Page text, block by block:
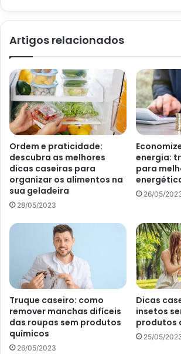
O que colocar em uma área gourmet?
grande estilo e gastando pouco
Como aproveitar
espaço da área
muito?
Um método de economia muito utilizado
quando você economiza no espaço e
bolso. Logo, o mais indicado no caso
tenham um banco extenso ao invés de
Isso, além de deixar o local mais bonito,
espaço, porque o banco pode encostar
o seu dinheiro.
Fora essa dica, para quem tem um
Artigos relacionados
Ordem e praticidade:
descubra as melhores
dicas caseiras para
organizar os alimentos na
sua geladeira
28/05/2023
energia:
para
26/05/
Truque caseiro: como
remover manchas difíceis
das roupas sem produtos
químicos
26/05/2023
Dicas
insetos
produtos
25/05/